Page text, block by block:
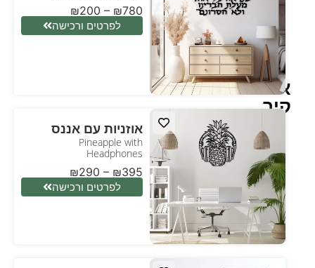
אומנות
קיר
₪200 – ₪780
לפרטים ורכישה
אוזניות עם אננס
Pineapple with
Headphones
₪290 – ₪395
לפרטים ורכישה